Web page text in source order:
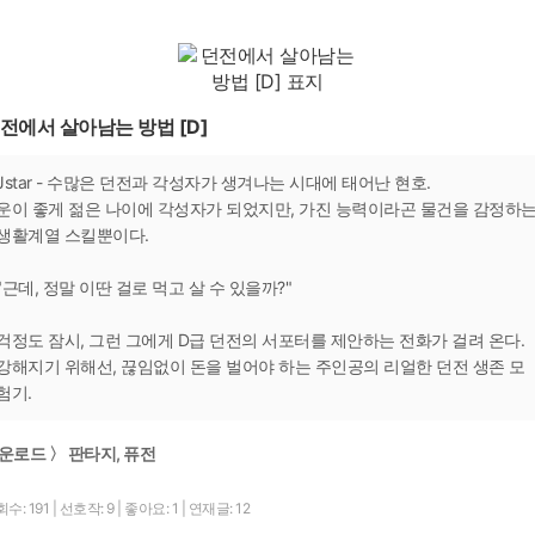
에서 살아남는 방법 [D]
- 수많은 던전과 각성자가 생겨나는 시대에 태어난 현호.
이 좋게 젊은 나이에 각성자가 되었지만, 가진 능력이라곤 물건을 감정하
활계열 스킬뿐이다.
데, 정말 이딴 걸로 먹고 살 수 있을까?"
정도 잠시, 그런 그에게 D급 던전의 서포터를 제안하는 전화가 걸려 온다.
해지기 위해선, 끊임없이 돈을 벌어야 하는 주인공의 리얼한 던전 생존 모
기.
로드 〉 판타지, 퓨전
수: 191 선호작: 9 좋아요: 1 연재글: 12